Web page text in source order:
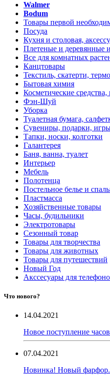
Walmer
Bodum
Товары первой
Посуда
Кухня и столовая,
Плетеные и деревянные
Все для комнатных
Канцтовары
Текстиль, скатерти,
Бытовая химия
Косметические средства,
Фэн-Шуй
Уборка
Туалетная бумага,
Сувениры, подарки,
Тапки, носки, колготки
Галантерея
Баня, ванна, туалет
Интерьер
Мебель
Полотенца
Постельное белье и
Пластмасса
Хозяйственные товары
Часы, будильники
Электротовары
Сезонный товар
Товары для творчества
Товары для животных
Товары для путешествий
Новый Год
Акссесуары для
Что нового?
14.04.2021
Новое поступление
07.04.2021
Новинка! Новый фарфор.